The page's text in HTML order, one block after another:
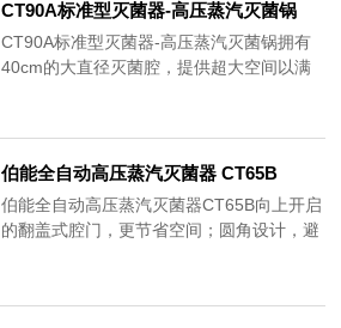
CT90A标准型灭菌器-高压蒸汽灭菌锅
CT90A标准型灭菌器-高压蒸汽灭菌锅拥有
40cm的大直径灭菌腔，提供超大空间以满
只有在安全的条件下才能开启灭菌腔盖，确
保使用人员的安全。此外，该系统实现了灭
菌过程的全自动控制。
伯能全自动高压蒸汽灭菌器 CT65B
伯能全自动高压蒸汽灭菌器CT65B向上开启
的翻盖式腔门，更节省空间；圆角设计，避